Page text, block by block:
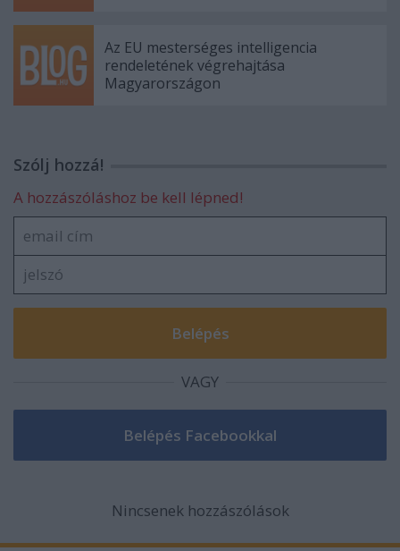
Az EU mesterséges intelligencia
rendeletének végrehajtása
Magyarországon
Szólj hozzá!
A hozzászóláshoz be kell lépned!
VAGY
Nincsenek hozzászólások